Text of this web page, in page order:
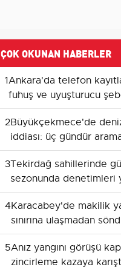
ÇOK OKUNAN HABERLER
1Ankara'da telefon
fuhuş ve uyuşturucu
2Büyükçekmece'de
iddiası: üç gündür
devam ediyor
3Tekirdağ sahillerinde
sezonunda denetimleri
4Karacabey'de makilik
sınırına ulaşmadan
5Anız yangını görüşü
zincirleme kazaya